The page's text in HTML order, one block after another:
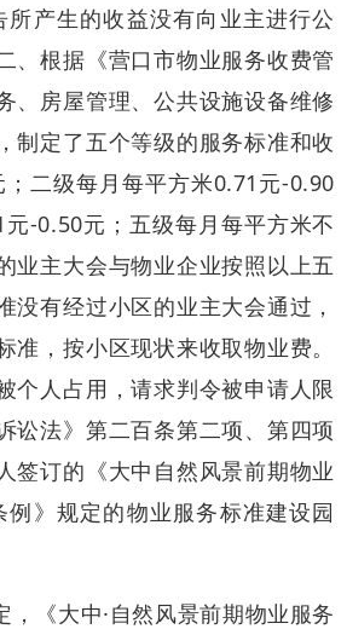
产生的收益没有向业主进行公
、根据《营口市物业服务收费管
、房屋管理、公共设施设备维修
制定了五个等级的服务标准和收
二级每月每平方米0.71元-0.90
-0.50元；五级每月每平方米不
业主大会与物业企业按照以上五
有经过小区的业主大会通过，
，按小区现状来收取物业费。
个人占用，请求判令被申请人限
讼法》第二百条第二项、第四项
签订的《大中自然风景前期物业
》规定的物业服务标准建设园
《大中·自然风景前期物业服务